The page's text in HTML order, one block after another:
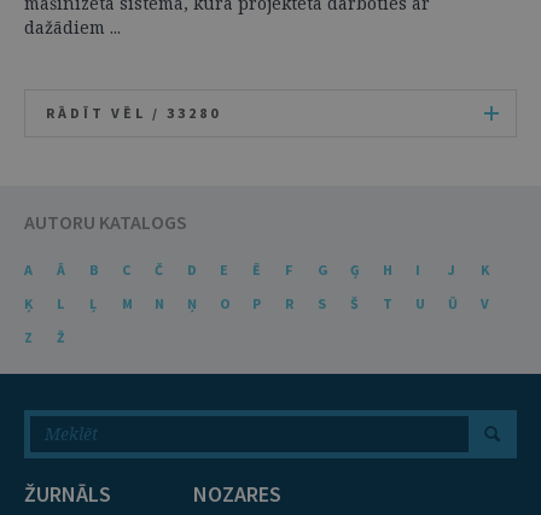
dažādiem ...
RĀDĪT VĒL / 33280
AUTORU KATALOGS
A Ā B C Č D E Ē F G Ģ H I J
K
Ķ
L Ļ M N Ņ O P R S Š T U Ū
V
Z
Ž
ŽURNĀLS
NOZARES